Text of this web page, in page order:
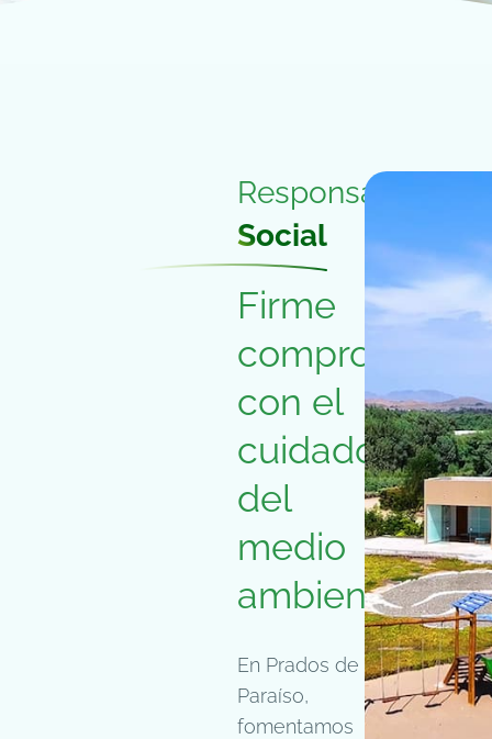
Responsabilidad
Social
Firme
compromiso
con el
cuidado
del
medio
ambiente
En Prados de
Paraíso,
fomentamos